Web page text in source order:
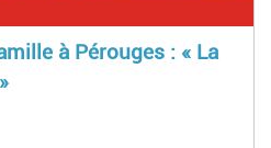
à Pérouges : « La